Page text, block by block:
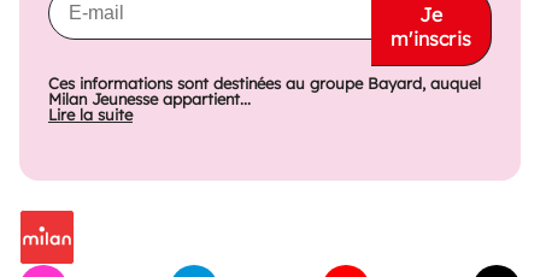
Je
m'inscris
Ces informations sont destinées au groupe Bayard, auquel
Milan Jeunesse appartient...
Lire la suite